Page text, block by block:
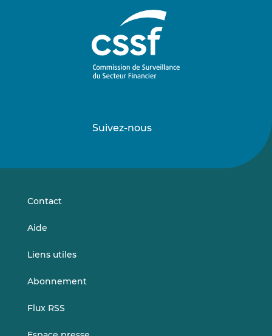
Suivez-nous
sursur
Contact
Aide
Liens utiles
Abonnement
Flux RSS